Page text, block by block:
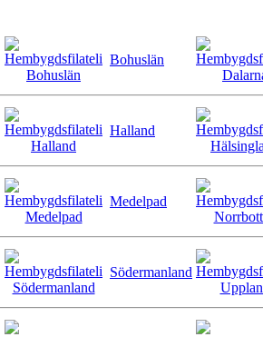
Bohuslän
Halland
Medelpad
Södermanland